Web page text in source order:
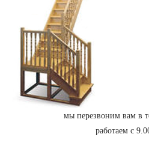
мы перезвоним вам в
работаем с